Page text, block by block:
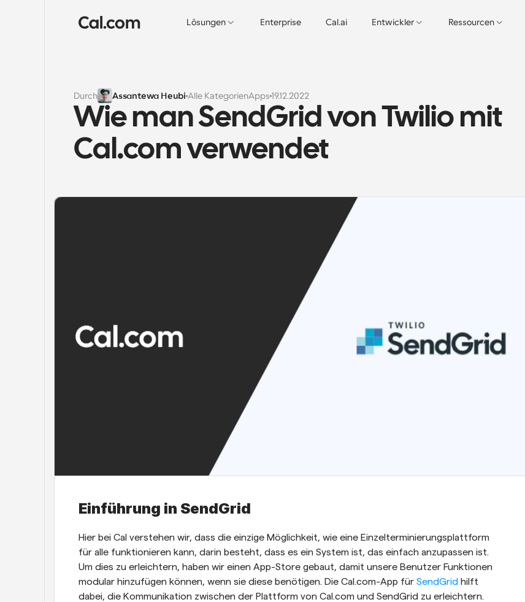
Lösungen Enterprise Cal.ai Entwickler Ressourcen
Durch Assantewa Heubi Alle KategorienApps 19.12.2022
Wie man SendGrid von Twilio mit
Cal.com verwendet
Einführung in SendGrid
Hier bei Cal verstehen wir, dass die einzige Möglichkeit, wie eine Einzelterminierungsplattform
für alle funktionieren kann, darin besteht, dass es ein System ist, das einfach anzupassen ist.
Um dies zu erleichtern, haben wir einen App-Store gebaut, damit unsere Benutzer Funktionen
modular hinzufügen können, wenn sie diese benötigen. Die Cal.com-App für SendGrid hilft
dabei, die Kommunikation zwischen der Plattform von Cal.com und SendGrid zu erleichtern.